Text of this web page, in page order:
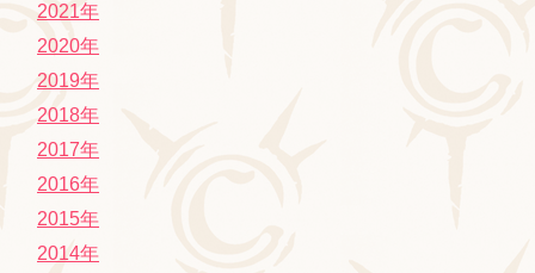
2021年
2020年
2019年
2018年
2017年
2016年
2015年
2014年